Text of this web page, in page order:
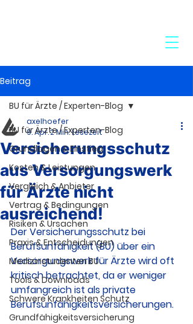
Beitrag
BU für Ärzte / Experten-Blog
Grundlagen & Einstieg
Kosten & Leistungen
Vergleich & Anbieter
Vertrag & Bedingungen
Risiken & Ursachen
Praxis & Entscheidungen
Medizinstudenten BU
Tools & Downloads
Schwere Krankheiten Schutz
Grundfähigkeitsversicherung
BU für Ärzte / Experten-Blog
Versicherungsschutz
aus Versorgungswerk
für Ärzte nicht
ausreichend!
axelhoefer
9. Apr.2 Min. Lesezeit
Der Versicherungsschutz bei
Berufsunfähigkeit (BU) über ein
Versorgungswerk für Ärzte wird oft
kritisch betrachtet, da er weniger
umfangreich ist als private
Berufsunfähigkeitsversicherungen.